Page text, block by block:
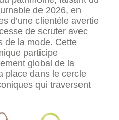
de 2026, en
d’une clientèle avertie
de scruter avec
de la mode. Cette
participe
global de la
place dans le cercle
qui traversent